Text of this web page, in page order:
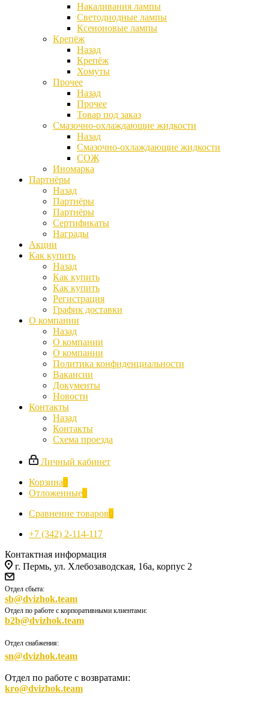
Накаливания лампы
Светодиодные лампы
Ксеноновые лампы
Крепёж
Назад
Крепёж
Хомуты
Прочее
Назад
Прочее
Товар под заказ
Смазочно-охлаждающие жидкости
Назад
Смазочно-охлаждающие жидкости
СОЖ
Иномарка
Партнёры
Назад
Партнёры
Партнёры
Сертификаты
Награды
Акции
Как купить
Назад
Как купить
Как купить
Регистрация
График доставки
О компании
Назад
О компании
О компании
Политика конфиденциальности
Вакансии
Документы
Новости
Контакты
Назад
Контакты
Схема проезда
Личный кабинет
Корзина0
Отложенные0
Сравнение товаров0
+7 (342) 2-114-117
Контактная информация
г. Пермь, ул. Хлебозаводская, 16а, корпус 2
Отдел сбыта:
sb@dvizhok.team
Отдел по работе с корпоративными клиентами:
b2b@dvizhok.team
Отдел снабжения:
sn@dvizhok.team
Отдел по работе с возвратами:
kro@dvizhok.team